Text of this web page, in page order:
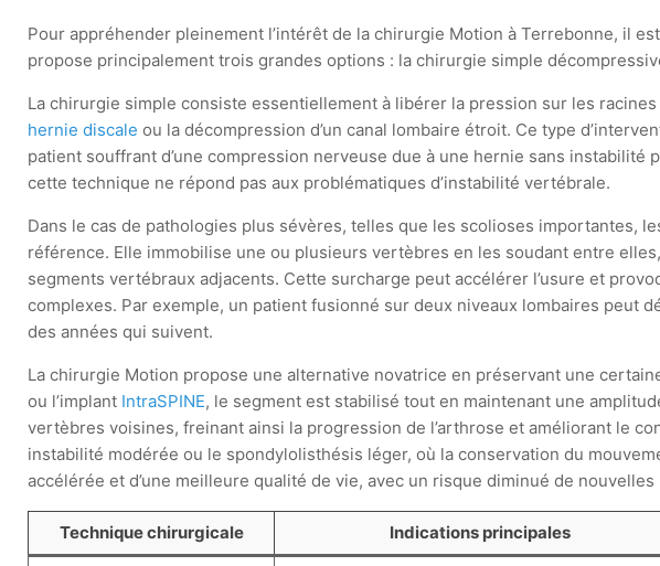
Pour appréhender pleinement l’intérêt de la chirurgie Motion à Terrebonne, il
propose principalement trois grandes options : la chirurgie simple
La chirurgie simple consiste essentiellement à libérer la pression sur les
hernie discale ou la décompression d’un canal lombaire étroit. Ce type
patient souffrant d’une compression nerveuse due à une hernie sans
cette technique ne répond pas aux problématiques d’instabilité vertébrale.
Dans le cas de pathologies plus sévères, telles que les scolioses importantes,
référence. Elle immobilise une ou plusieurs vertèbres en les soudant entre
segments vertébraux adjacents. Cette surcharge peut accélérer l’usure et
complexes. Par exemple, un patient fusionné sur deux niveaux lombaires
des années qui suivent.
La chirurgie Motion propose une alternative novatrice en préservant une
ou l’implant IntraSPINE, le segment est stabilisé tout en maintenant une
vertèbres voisines, freinant ainsi la progression de l’arthrose et améliorant le
instabilité modérée ou le spondylolisthésis léger, où la conservation du
accélérée et d’une meilleure qualité de vie, avec un risque diminué de
Technique chirurgicale Indications principales